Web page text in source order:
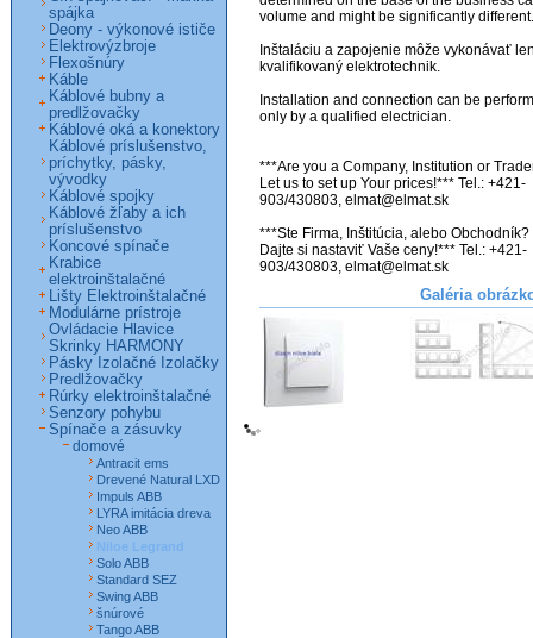
volume and might be significantly
Inštaláciu a zapojenie môže vykonávať
kvalifikovaný elektrotechnik.
Installation and connection can be
only by a qualified electrician.
***Are you a Company, Institution or
Let us to set up Your prices!*** Tel.: +421-
903/430803, elmat@elmat.sk
***Ste Firma, Inštitúcia, alebo Obchodník?
Dajte si nastaviť Vaše ceny!*** Tel.: +421-
903/430803, elmat@elmat.sk
Galéria
spájka
Deony - výkonové ističe
Elektrovýzbroje
Flexošnúry
Káble
Káblové bubny a
predlžovačky
Káblové oká a konektory
Káblové príslušenstvo,
príchytky, pásky,
vývodky
Káblové spojky
Káblové žľaby a ich
príslušenstvo
Koncové spínače
Krabice
elektroinštalačné
Lišty Elektroinštalačné
Modulárne prístroje
Ovládacie Hlavice
Skrinky HARMONY
Pásky Izolačné Izolačky
Predlžovačky
Rúrky elektroinštalačné
Senzory pohybu
Spínače a zásuvky
domové
Antracit ems
Drevené Natural LXD
Impuls ABB
LYRA imitácia dreva
Neo ABB
Niloe Legrand
Solo ABB
Standard SEZ
Swing ABB
šnúrové
Tango ABB